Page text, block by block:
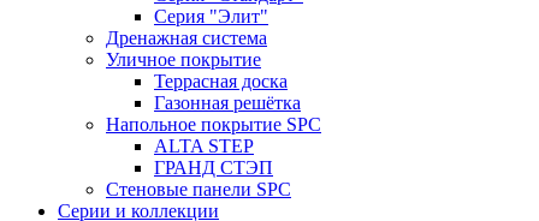
Серия "Элит"
Дренажная система
Уличное покрытие
Террасная доска
Газонная решётка
Напольное покрытие SPC
ALTA STEP
ГРАНД СТЭП
Стеновые панели SPC
Серии и коллекции